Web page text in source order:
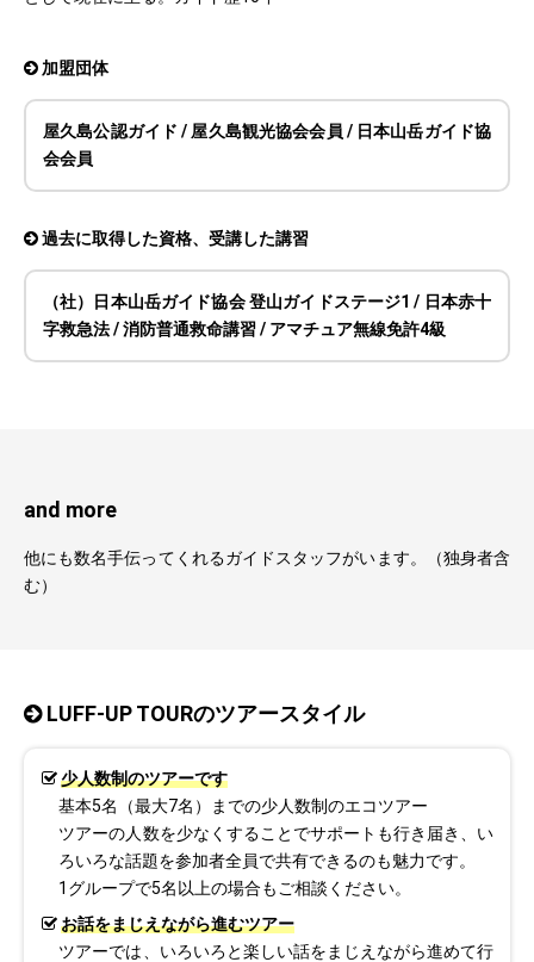
加盟団体
屋久島公認ガイド / 屋久島観光協会会員 / 日本山岳ガイド協
会会員
過去に取得した資格、受講した講習
（社）日本山岳ガイド協会 登山ガイドステージ1 / 日本赤十
字救急法 / 消防普通救命講習 / アマチュア無線免許4級
and more
他にも数名手伝ってくれるガイドスタッフがいます。（独身者含
む）
LUFF-UP TOURのツアースタイル
少人数制のツアーです
基本5名（最大7名）までの少人数制のエコツアー
ツアーの人数を少なくすることでサポートも行き届き、い
ろいろな話題を参加者全員で共有できるのも魅力です。
1グループで5名以上の場合もご相談ください。
お話をまじえながら進むツアー
ツアーでは、いろいろと楽しい話をまじえながら進めて行